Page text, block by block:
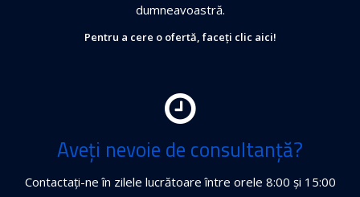
dumneavoastră.
Pentru a cere o ofertă, faceți clic aici!
Aveți nevoie de consultanță?
Contactați-ne în zilele lucrătoare între orele 8:00 și 15:00